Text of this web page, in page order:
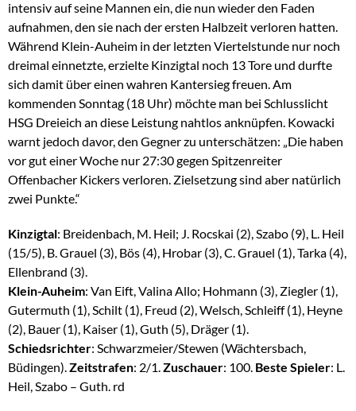
intensiv auf seine Mannen ein, die nun wieder den Faden
aufnahmen, den sie nach der ersten Halbzeit verloren hatten.
Während Klein-Auheim in der letzten Viertelstunde nur noch
dreimal einnetzte, erzielte Kinzigtal noch 13 Tore und durfte
sich damit über einen wahren Kantersieg freuen. Am
kommenden Sonntag (18 Uhr) möchte man bei Schlusslicht
HSG Dreieich an diese Leistung nahtlos anknüpfen. Kowacki
warnt jedoch davor, den Gegner zu unterschätzen: „Die haben
vor gut einer Woche nur 27:30 gegen Spitzenreiter
Offenbacher Kickers verloren. Zielsetzung sind aber natürlich
zwei Punkte.“
Kinzigtal: Breidenbach, M. Heil; J. Rocskai (2), Szabo (9), L. Heil
(15/5), B. Grauel (3), Bös (4), Hrobar (3), C. Grauel (1), Tarka (4),
Ellenbrand (3).
Klein-Auheim: Van Eift, Valina Allo; Hohmann (3), Ziegler (1),
Gutermuth (1), Schilt (1), Freud (2), Welsch, Schleiff (1), Heyne
(2), Bauer (1), Kaiser (1), Guth (5), Dräger (1).
Schiedsrichter: Schwarzmeier/Stewen (Wächtersbach,
Büdingen). Zeitstrafen: 2/1. Zuschauer: 100. Beste Spieler: L.
Heil, Szabo – Guth. rd